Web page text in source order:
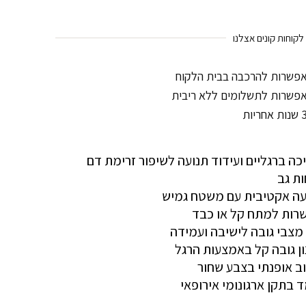
קונים אצלנו
להרכבה בבית הלקוח
לתשלומים ללא ריבית
3 שנות אחריות
ברגליים ועידוד תנועה לשיפור זרימת דם
גב
אקטיבית עם משטח גמיש
למתח קל או כבד
מצבי גובה לישיבה ועמידה
גובה קל באמצעות הרגל
אופנתי בצבע שחור
בתקן ארגונומי אירופאי